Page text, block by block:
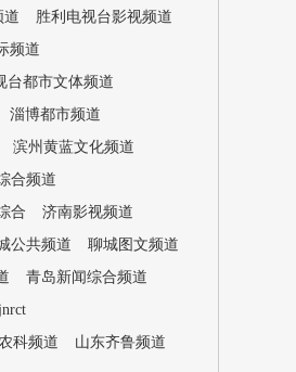
道
胜利电视台影视频道
频道
台都市文体频道
淄博都市频道
滨州黄蓝文化频道
合频道
合
济南影视频道
公共频道
聊城图文频道
青岛新闻综合频道
科频道
山东齐鲁频道